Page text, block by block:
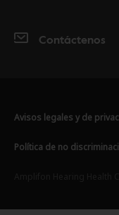
Contáctenos
Avisos legales y de
Política de no